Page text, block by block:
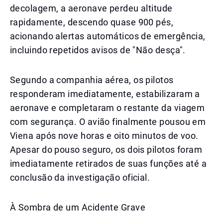
decolagem, a aeronave perdeu altitude
rapidamente, descendo quase 900 pés,
acionando alertas automáticos de emergência,
incluindo repetidos avisos de "Não desça".
Segundo a companhia aérea, os pilotos
responderam imediatamente, estabilizaram a
aeronave e completaram o restante da viagem
com segurança. O avião finalmente pousou em
Viena após nove horas e oito minutos de voo.
Apesar do pouso seguro, os dois pilotos foram
imediatamente retirados de suas funções até a
conclusão da investigação oficial.
À Sombra de um Acidente Grave